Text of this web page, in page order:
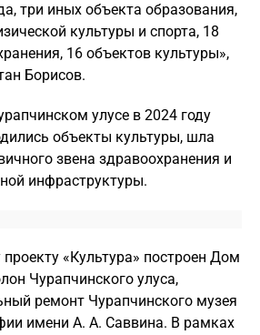
три иных объекта образования,
культуры и спорта, 18
16 объектов культуры»,
Борисов.
улусе в 2024 году
объекты культуры, шла
звена здравоохранения и
инфраструктуры.
«Культура» построен Дом
Чурапчинского улуса,
ремонт Чурапчинского музея
имени А. А. Саввина. В рамках